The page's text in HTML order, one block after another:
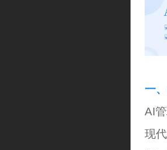
一
AI
现